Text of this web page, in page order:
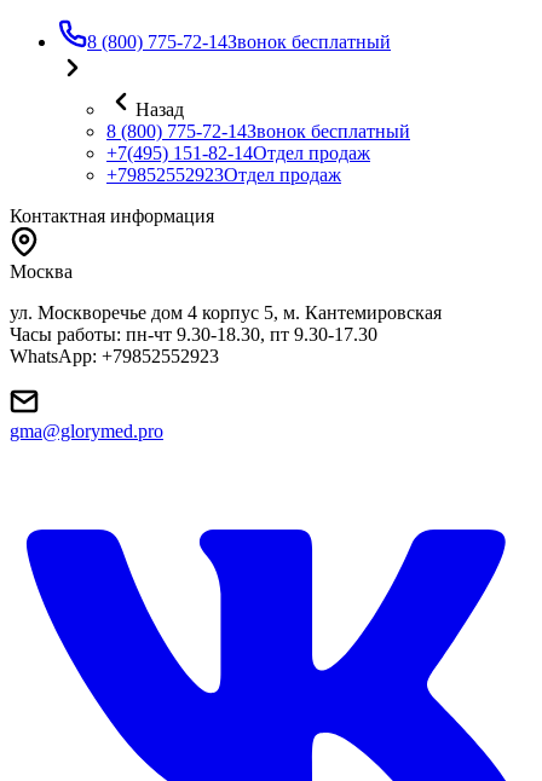
8 (800) 775-72-14Звонок бесплатный
Назад
8 (800) 775-72-14Звонок бесплатный
+7(495) 151-82-14Отдел продаж
+79852552923Отдел продаж
Контактная информация
Москва
ул. Москворечье дом 4 корпус 5, м. Кантемировская
Часы работы: пн-чт 9.30-18.30, пт 9.30-17.30
WhatsApp: +79852552923
gma@glorymed.pro